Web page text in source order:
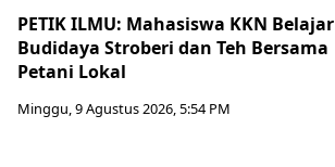
PETIK ILMU: Mahasiswa KKN Belajar
Budidaya Stroberi dan Teh Bersama
Petani Lokal
Minggu, 9 Agustus 2026, 5:54 PM